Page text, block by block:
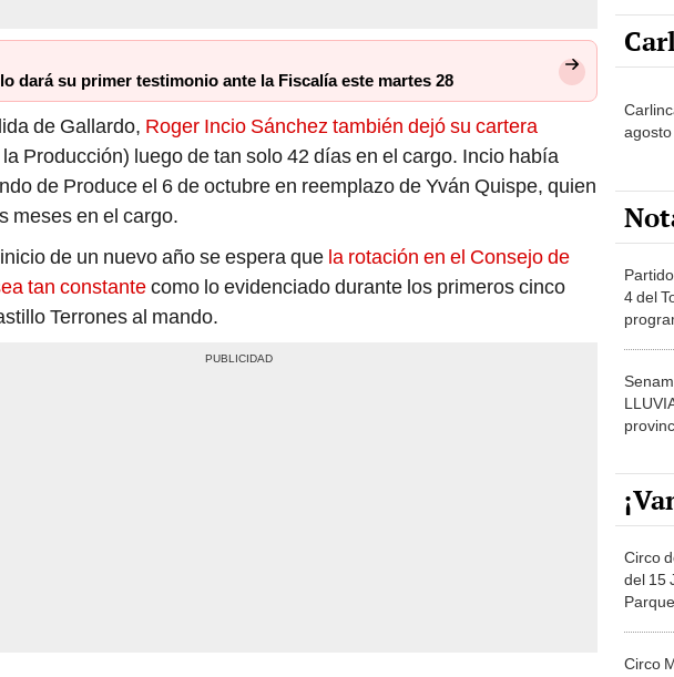
dará su primer testimonio ante la Fiscalía este martes 28
de Gallardo, Roger Incio Sánchez también dejó su cartera
Producción) luego de tan solo 42 días en el cargo. Incio había
de Produce el 6 de octubre en reemplazo de Yván Quispe, quien
meses en el cargo.
de un nuevo año se espera que la rotación en el Consejo de
tan constantecomo lo evidenciado durante los primeros cinco
Terrones al mando.
4 del
Circo
del 15
Circo